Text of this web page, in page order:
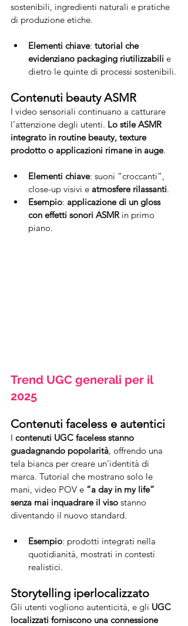
sostenibili, ingredienti naturali e pratiche
di produzione etiche.
Elementi chiave: tutorial che
evidenziano packaging riutilizzabili e
dietro le quinte di processi sostenibili.
Contenuti beauty ASMR
I video sensoriali continuano a catturare
l’attenzione degli utenti. Lo stile ASMR
integrato in routine beauty, texture
prodotto o applicazioni rimane in auge.
Elementi chiave: suoni “croccanti”,
close-up visivi e atmosfere rilassanti.
Esempio: applicazione di un gloss
con effetti sonori ASMR in primo
piano.
Trend UGC generali per il
2025
Contenuti faceless e autentici
I contenuti UGC faceless stanno
guadagnando popolarità, offrendo una
tela bianca per creare un’identità di
marca. Tutorial che mostrano solo le
mani, video POV e “a day in my life”
senza mai inquadrare il viso stanno
diventando il nuovo standard.
Esempio: prodotti integrati nella
quotidianità, mostrati in contesti
realistici.
Storytelling iperlocalizzato
Gli utenti vogliono autenticità, e gli UGC
localizzati forniscono una connessione